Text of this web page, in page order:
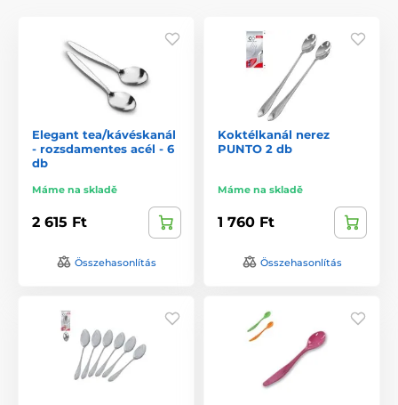
Elegant tea/kávéskanál
- rozsdamentes acél - 6
db
Máme na skladě
2 615 Ft
Összehasonlítás
Koktélkanál nerez
PUNTO 2 db
Máme na skladě
1 760 Ft
Összehasonlítás